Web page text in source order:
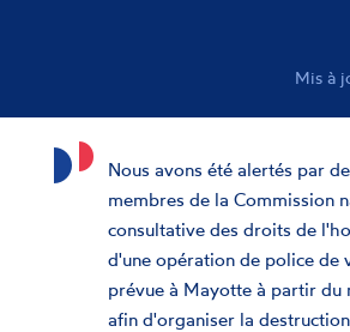
Mis à
Nous avons été alertés par
membres de la Commission
consultative des droits de
d'une opération de police de
prévue à Mayotte à partir du
afin d'organiser la